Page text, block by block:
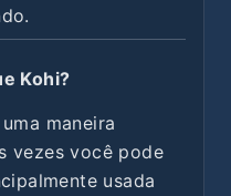
Kohi?
maneira
vezes você pode
usada